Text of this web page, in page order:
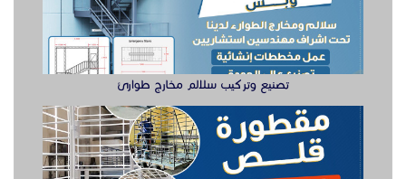
تصنيع مقطوره قلص الشرقية
وظيفة دهان سيارت للعمل في الخبر